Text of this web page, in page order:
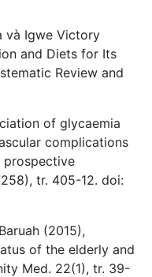
và Igwe Victory
and Diets for Its
Review and
of glycaemia
complications
prospective
tr. 405-12. doi:
(2015),
of the elderly and
Med. 22(1), tr. 39-